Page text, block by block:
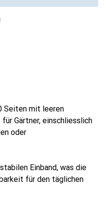
Seiten mit leeren
Gärtner, einschliesslich
oder
Einband, was die
für den täglichen